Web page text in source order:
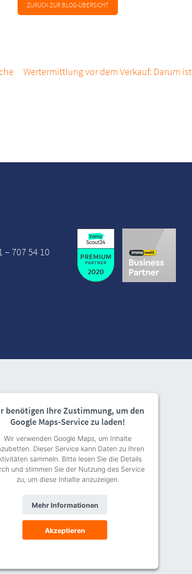
ZURÜCK ZUR BLOG-ÜBERSICHT
Wertermittlung vor dem Verkauf: Darum
– 707 54 10
benötigen Ihre Zustimmung, um den
Google Maps-Service zu laden!
Wir verwenden Google Maps, um Inhalte
Dieser Service kann Daten zu Ihren
sammeln. Bitte lesen Sie die Details
und stimmen Sie der Nutzung des Service
zu, um diese Inhalte anzuzeigen.
Mehr Informationen
Akzeptieren